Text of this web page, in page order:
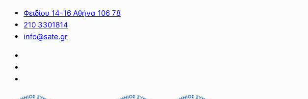
Φειδίου 14-16 Αθήνα 106 78
210 3301814
info@sate.gr